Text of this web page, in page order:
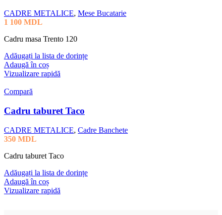
CADRE METALICE, Mese Bucatarie
1 100 MDL
Cadru masa Trento 120
Adăugați la lista de dorințe
Adaugă în coș
Vizualizare rapidă
Compară
Cadru taburet Taco
CADRE METALICE, Cadre Banchete
350 MDL
Cadru taburet Taco
Adăugați la lista de dorințe
Adaugă în coș
Vizualizare rapidă